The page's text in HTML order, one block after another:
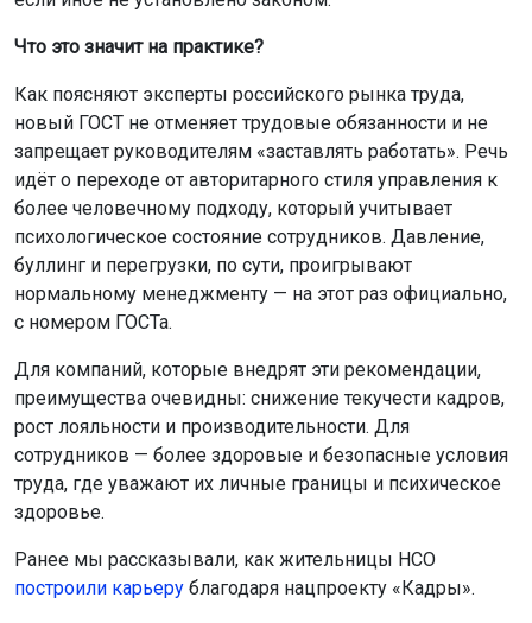
Что это значит на практике?
Как поясняют эксперты российского рынка труда,
новый ГОСТ не отменяет трудовые обязанности и не
запрещает руководителям «заставлять работать». Речь
идёт о переходе от авторитарного стиля управления к
более человечному подходу, который учитывает
психологическое состояние сотрудников. Давление,
буллинг и перегрузки, по сути, проигрывают
нормальному менеджменту — на этот раз официально,
с номером ГОСТа.
Для компаний, которые внедрят эти рекомендации,
преимущества очевидны: снижение текучести кадров,
рост лояльности и производительности. Для
сотрудников — более здоровые и безопасные условия
труда, где уважают их личные границы и психическое
здоровье.
Ранее мы рассказывали, как жительницы НСО
построили карьеру благодаря нацпроекту «Кадры».